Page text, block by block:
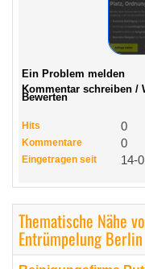
Ein Problem melden
Kommentar schreiben /
Bewerten
Hits 0
Kommentare 0
Eingetragen seit 14-
Thematische Nähe
Entrümpelung Berlin